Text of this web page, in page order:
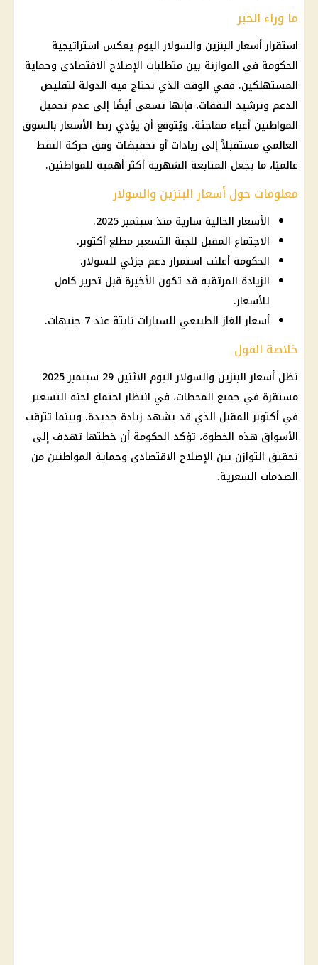
ما وراء الخبر
استقرار أسعار البنزين والسولار اليوم يعكس استراتيجية
الحكومة في الموازنة بين متطلبات الإصلاح الاقتصادي وحماية
المستهلكين. ففي الوقت الذي تحتاج فيه الدولة لتقليص
الدعم وترشيد النفقات، فإنها تسعى أيضًا إلى عدم تحميل
المواطنين أعباء مفاجئة. ويُتوقع أن يؤدي ربط الأسعار بالسوق
العالمي مستقبلاً إلى زيادات أو تخفيضات وفق حركة النفط
عالميًا، ما يجعل المتابعة الشهرية أكثر أهمية للمواطنين.
معلومات حول أسعار البنزين والسولار
الأسعار الحالية سارية منذ سبتمبر 2025.
الاجتماع المقبل للجنة التسعير مطلع أكتوبر.
الحكومة أعلنت استمرار دعم جزئي للسولار.
الزيادة المرتقبة قد تكون الأخيرة قبل تحرير كامل
للأسعار.
أسعار الغاز الطبيعي للسيارات ثابتة عند 7 جنيهات.
خلاصة القول
تظل أسعار البنزين والسولار اليوم الاثنين 29
سبتمبر 2025
مستقرة في جميع المحطات، في انتظار اجتماع لجنة التسعير
في أكتوبر المقبل الذي قد يشهد زيادة جديدة. وبينما تترقب
الأسواق هذه الخطوة، تؤكد الحكومة أن خطتها تهدف إلى
تحقيق التوازن بين الإصلاح الاقتصادي وحماية المواطنين من
الصدمات السعرية.